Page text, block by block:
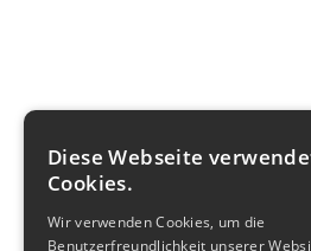
Diese Webseite
Cookies.
Wir verwenden Cookies, um die
Benutzerfreundlichkeit unserer